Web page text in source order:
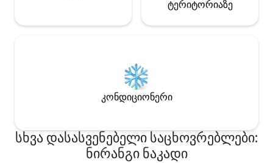
ტერიტორიაზე
კონდიციონერი
სხვა დასასვენებელი საცხოვრებლები:
ნირანგი ნაკადი